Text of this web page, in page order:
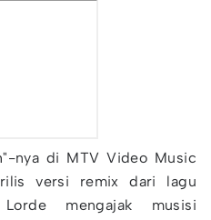
nya di MTV Video Music
versi remix dari lagu
mengajak musisi